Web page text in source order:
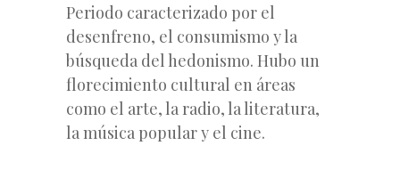
Periodo caracterizado por el
desenfreno, el consumismo y la
búsqueda del hedonismo. Hubo un
florecimiento cultural en áreas
como el arte, la radio, la literatura,
la música popular y el cine.